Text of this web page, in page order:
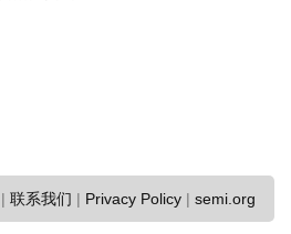
| 联系我们 | Privacy Policy| semi.org